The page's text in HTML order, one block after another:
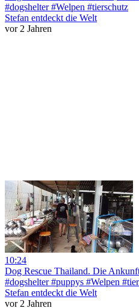
#dogshelter #Welpen #tierschutz
Stefan entdeckt die Welt
vor 2 Jahren
10:24
Dog Rescue Thailand. Die
#dogshelter #puppys #Welpen
Stefan entdeckt die Welt
vor 2 Jahren